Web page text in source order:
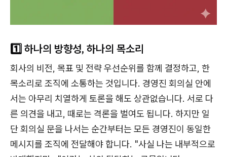
1️⃣ 하나의 방향성, 하나의 목소리
회사의 비전, 목표 및 전략 우선순위를 함께 결정하고, 한
목소리로 조직에 소통하는 것입니다. 경영진 회의실 안에
서는 아무리 치열하게 토론을 해도 상관없습니다. 서로 다
른 의견을 내고, 때로는 격론을 벌여도 됩니다. 하지만 일
단 회의실 문을 나서는 순간부터는 모든 경영진이 동일한
메시지를 조직에 전달해야 합니다. "사실 나는 내부적으로